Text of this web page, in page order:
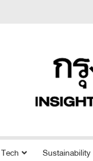
Tech Sustainability